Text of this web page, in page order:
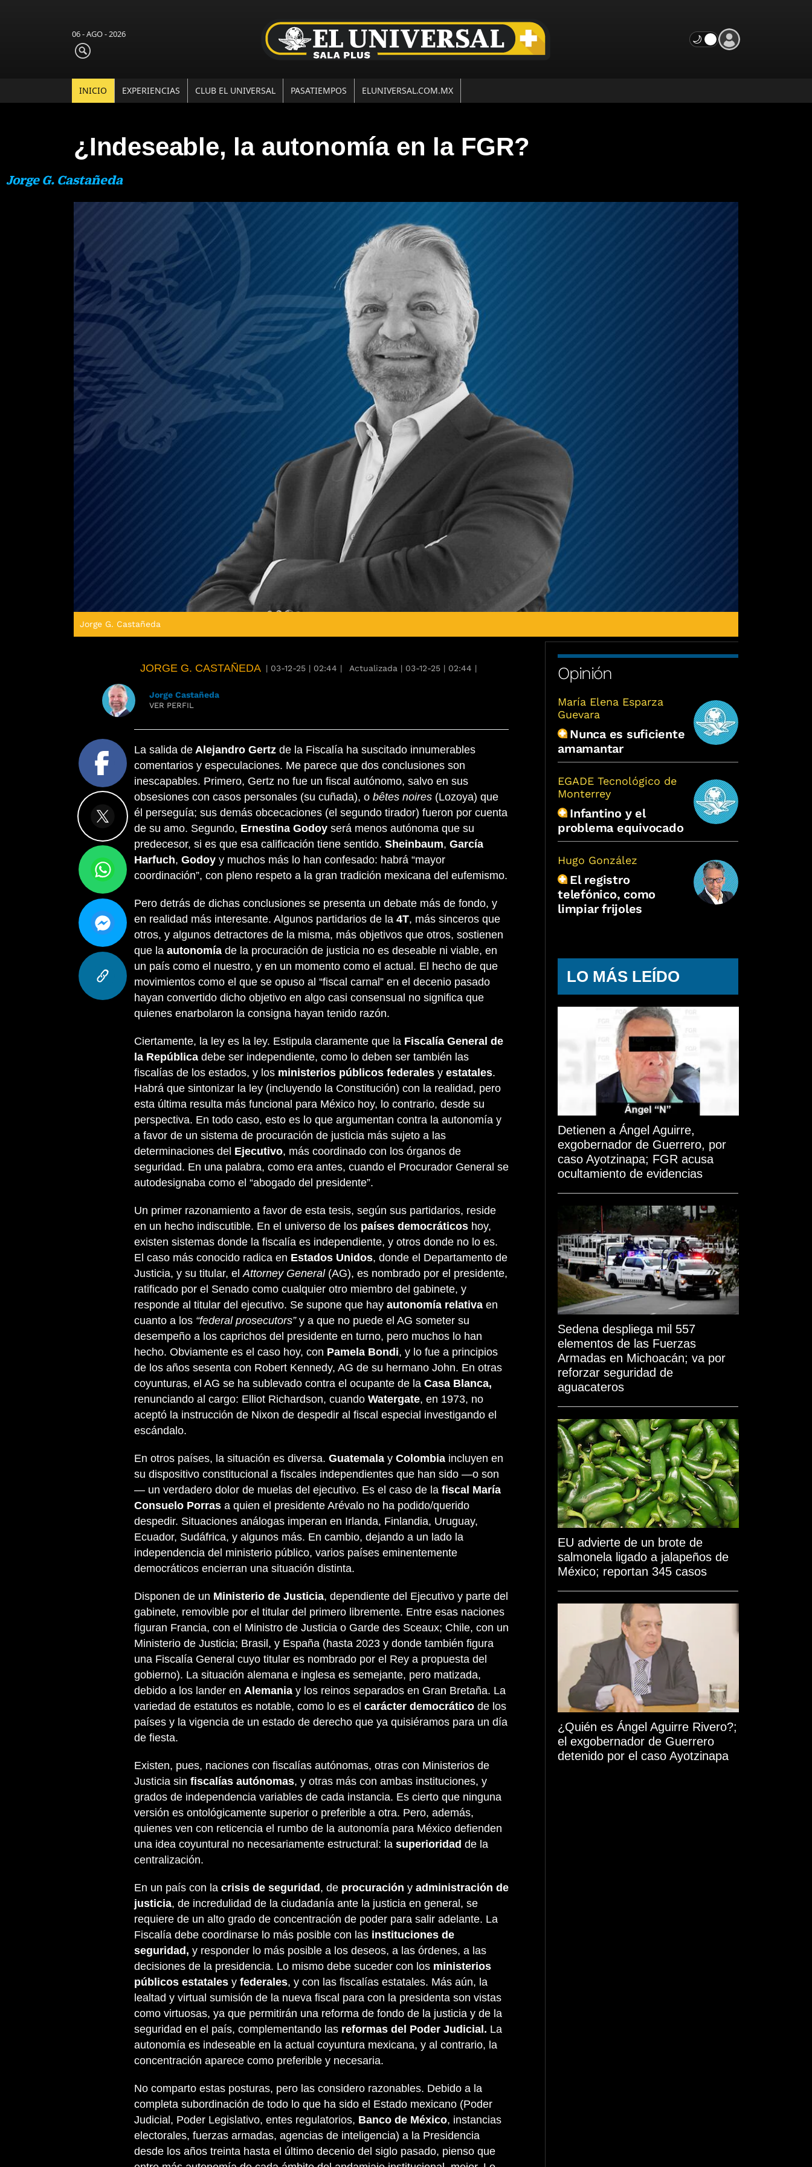
06 - AGO - 2026
INICIO EXPERIENCIAS CLUB EL UNIVERSAL PASATIEMPOS ELUNIVERSAL.COM.MX
¿Indeseable, la autonomía en la FGR?
Jorge G. Castañeda
Jorge G. Castañeda
JORGE G. CASTAÑEDA | 03-12-25 | 02:44 | Actualizada | 03-12-25 | 02:44 |
Jorge Castañeda
VER PERFIL
La salida de Alejandro Gertz de la Fiscalía ha suscitado innumerables
comentarios y especulaciones. Me parece que dos conclusiones son
inescapables. Primero, Gertz no fue un fiscal autónomo, salvo en sus
obsesiones con casos personales (su cuñada), o bêtes noires (Lozoya) que
él perseguía; sus demás obcecaciones (el segundo tirador) fueron por cuenta
de su amo. Segundo, Ernestina Godoy será menos autónoma que su
predecesor, si es que esa calificación tiene sentido. Sheinbaum, García
Harfuch, Godoy y muchos más lo han confesado: habrá “mayor
coordinación”, con pleno respeto a la gran tradición mexicana del eufemismo.
Pero detrás de dichas conclusiones se presenta un debate más de fondo, y
en realidad más interesante. Algunos partidarios de la 4T, más sinceros que
otros, y algunos detractores de la misma, más objetivos que otros, sostienen
que la autonomía de la procuración de justicia no es deseable ni viable, en
un país como el nuestro, y en un momento como el actual. El hecho de que
movimientos como el que se opuso al “fiscal carnal” en el decenio pasado
hayan convertido dicho objetivo en algo casi consensual no significa que
quienes enarbolaron la consigna hayan tenido razón.
Ciertamente, la ley es la ley. Estipula claramente que la Fiscalía General de
la República debe ser independiente, como lo deben ser también las
fiscalías de los estados, y los ministerios públicos federales y estatales.
Habrá que sintonizar la ley (incluyendo la Constitución) con la realidad, pero
esta última resulta más funcional para México hoy, lo contrario, desde su
perspectiva. En todo caso, esto es lo que argumentan contra la autonomía y
a favor de un sistema de procuración de justicia más sujeto a las
determinaciones del Ejecutivo, más coordinado con los órganos de
seguridad. En una palabra, como era antes, cuando el Procurador General se
autodesignaba como el “abogado del presidente”.
Un primer razonamiento a favor de esta tesis, según sus partidarios, reside
en un hecho indiscutible. En el universo de los países democráticos hoy,
existen sistemas donde la fiscalía es independiente, y otros donde no lo es.
El caso más conocido radica en Estados Unidos, donde el Departamento de
Justicia, y su titular, elAttorney General(AG), es nombrado por el presidente,
ratificado por el Senado como cualquier otro miembro del gabinete, y
responde al titular del ejecutivo. Se supone que hay autonomía relativa en
cuanto a los “federal prosecutors”y a que no puede el AG someter su
desempeño a los caprichos del presidente en turno, pero muchos lo han
hecho. Obviamente es el caso hoy, con Pamela Bondi, y lo fue a principios
de los años sesenta con Robert Kennedy, AG de su hermano John. En otras
coyunturas, el AG se ha sublevado contra el ocupante de la Casa Blanca,
renunciando al cargo: Elliot Richardson, cuando Watergate, en 1973, no
aceptó la instrucción de Nixon de despedir al fiscal especial investigando el
escándalo.
En otros países, la situación es diversa. Guatemala y Colombia incluyen en
su dispositivo constitucional a fiscales independientes que han sido —o son
— un verdadero dolor de muelas del ejecutivo. Es el caso de la fiscal María
Consuelo Porras a quien el presidente Arévalo no ha podido/querido
despedir. Situaciones análogas imperan en Irlanda, Finlandia, Uruguay,
Ecuador, Sudáfrica, y algunos más. En cambio, dejando a un lado la
independencia del ministerio público, varios países eminentemente
democráticos encierran una situación distinta.
Disponen de un Ministerio de Justicia, dependiente del Ejecutivo y parte del
gabinete, removible por el titular del primero libremente. Entre esas naciones
figuran Francia, con el Ministro de Justicia o Garde des Sceaux; Chile, con un
Ministerio de Justicia; Brasil, y España (hasta 2023 y donde también figura
una Fiscalía General cuyo titular es nombrado por el Rey a propuesta del
gobierno). La situación alemana e inglesa es semejante, pero matizada,
debido a los lander en Alemania y los reinos separados en Gran Bretaña. La
variedad de estatutos es notable, como lo es el carácter democrático de los
países y la vigencia de un estado de derecho que ya quisiéramos para un día
de fiesta.
Existen, pues, naciones con fiscalías autónomas, otras con Ministerios de
Justicia sin fiscalías autónomas, y otras más con ambas instituciones, y
grados de independencia variables de cada instancia. Es cierto que ninguna
versión es ontológicamente superior o preferible a otra. Pero, además,
quienes ven con reticencia el rumbo de la autonomía para México defienden
una idea coyuntural no necesariamente estructural: la superioridad de la
centralización.
En un país con la crisis de seguridad , de procuración y administración de
justicia, de incredulidad de la ciudadanía ante la justicia en general, se
requiere de un alto grado de concentración de poder para salir adelante. La
Fiscalía debe coordinarse lo más posible con las instituciones de
seguridad, y responder lo más posible a los deseos, a las órdenes, a las
decisiones de la presidencia. Lo mismo debe suceder con los ministerios
públicos estatales y federales, y con las fiscalías estatales. Más aún, la
lealtad y virtual sumisión de la nueva fiscal para con la presidenta son vistas
como virtuosas, ya que permitirán una reforma de fondo de la justicia y de la
seguridad en el país, complementando las reformas del Poder Judicial. La
autonomía es indeseable en la actual coyuntura mexicana, y al contrario, la
concentración aparece como preferible y necesaria.
No comparto estas posturas, pero las considero razonables. Debido a la
completa subordinación de todo lo que ha sido el Estado mexicano (Poder
Judicial, Poder Legislativo, entes regulatorios, Banco de México, instancias
electorales, fuerzas armadas, agencias de inteligencia) a la Presidencia
desde los años treinta hasta el último decenio del siglo pasado, pienso que
Opinión
María Elena Esparza
Guevara
Nunca es suficiente
amamantar
EGADE Tecnológico de
Monterrey
Infantino y el
problema equivocado
Hugo González
El registro
telefónico, como
limpiar frijoles
LO MÁS LEÍDO
Detienen a Ángel Aguirre,
exgobernador de Guerrero, por
caso Ayotzinapa; FGR acusa
ocultamiento de evidencias
Sedena despliega mil 557
elementos de las Fuerzas
Armadas en Michoacán; va por
reforzar seguridad de
aguacateros
EU advierte de un brote de
salmonela ligado a jalapeños de
México; reportan 345 casos
¿Quién es Ángel Aguirre Rivero?;
el exgobernador de Guerrero
detenido por el caso Ayotzinapa